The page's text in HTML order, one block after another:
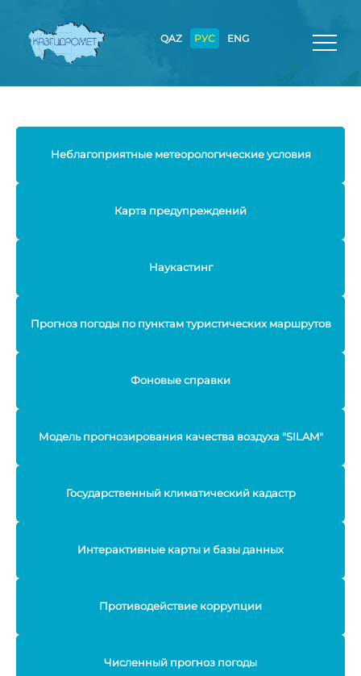
QAZ РУС ENG
Неблагоприятные метеорологические условия
Карта предупреждений
Наукастинг
Прогноз погоды по пунктам туристических маршрутов
Фоновые справки
Модель прогнозирования качества воздуха "SILAM"
Государственный климатический кадастр
Интерактивные карты и базы данных
Противодействие коррупции
Численный прогноз погоды